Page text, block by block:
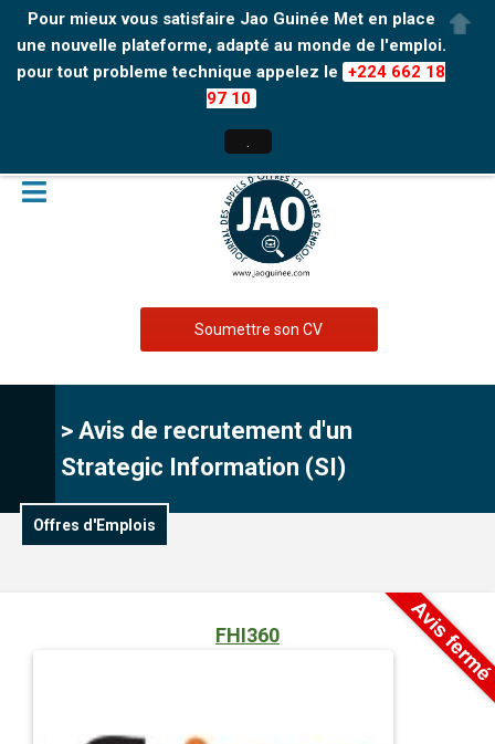
Pour mieux vous satisfaire Jao Guinée Met en place
une nouvelle plateforme, adapté au monde de l'emploi.
pour tout probleme technique appelez le +224 662 18
97 10
Soumettre son CV
> Avis de recrutement d'un
Strategic Information (SI)
Offres d'Emplois
FHI360